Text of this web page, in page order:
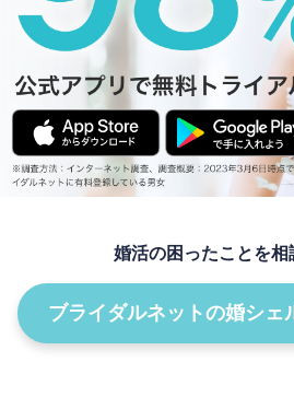
婚活の困ったことを相
ブライダルネットの婚シェ